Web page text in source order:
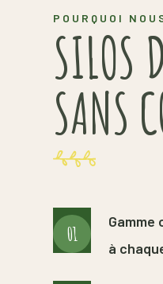
POURQUOI
SILOS
SANS
01
Gamme
à